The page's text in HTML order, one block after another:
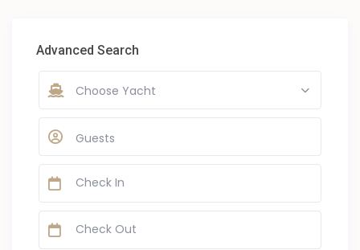
Advanced Search
Choose Yacht
Guests